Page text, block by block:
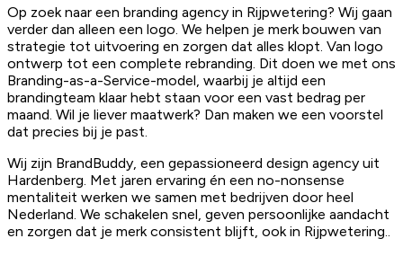
Op zoek naar een branding agency in Rijpwetering? Wij gaan
verder dan alleen een logo. We helpen je merk bouwen van
strategie tot uitvoering en zorgen dat alles klopt. Van logo
ontwerp tot een complete rebranding. Dit doen we met ons
Branding-as-a-Service-model, waarbij je altijd een
brandingteam klaar hebt staan voor een vast bedrag per
maand. Wil je liever maatwerk? Dan maken we een voorstel
dat precies bij je past.
Wij zijn BrandBuddy, een gepassioneerd design agency uit
Hardenberg. Met jaren ervaring én een no-nonsense
mentaliteit werken we samen met bedrijven door heel
Nederland. We schakelen snel, geven persoonlijke aandacht
en zorgen dat je merk consistent blijft, ook in Rijpwetering..